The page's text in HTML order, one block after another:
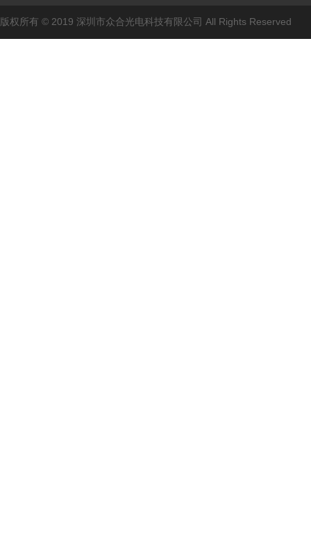
版权所有 © 2019 深圳市众合光电科技有限公司 All Rights Reserved